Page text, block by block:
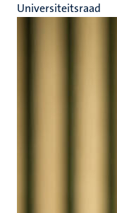
Universiteitsraad